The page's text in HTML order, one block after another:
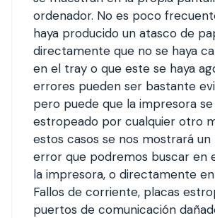
ordenador. No es poco
haya producido un atasco de
directamente que no se haya
en el tray o que este se haya
errores pueden ser bastante
pero puede que la impresora se
estropeado por cualquier otro
estos casos se nos mostrará un
error que podremos buscar en
la impresora, o directamente
Fallos de corriente, placas
puertos de comunicación